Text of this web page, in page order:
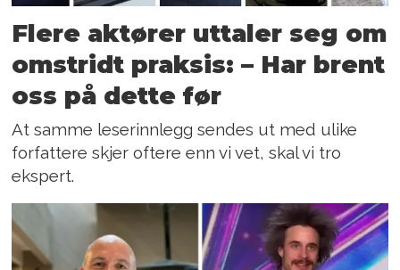
Flere aktører uttaler seg om
omstridt praksis: – Har brent
oss på dette før
At samme leserinnlegg sendes ut med ulike
forfattere skjer oftere enn vi vet, skal vi tro
ekspert.